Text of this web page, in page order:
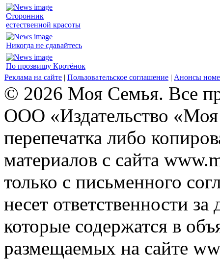
Сторонник
естественной красоты
Никогда не сдавайтесь
По прозвищу Кротёнок
Реклама на сайте | Пользовательское соглашение | Анонсы
© 2026 Моя Семья. Все
ООО «Издательство
перепечатка либо
материалов с сайта
только с письменного
несет ответственности
которые содержатся в
размещаемых на сайте